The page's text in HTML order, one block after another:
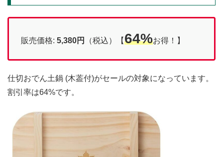
販売価格: 5,380円 （税込）【64%お得！】
仕切おでん土鍋 (木葢付)がセールの対象になっています。
割引率は64%です。